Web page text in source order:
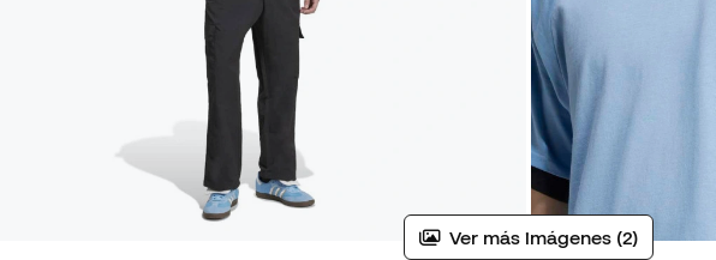
Ver más imágenes (2)